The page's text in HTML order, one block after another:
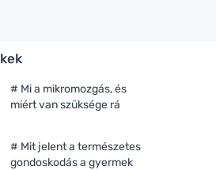
# Mi a mikromozgás, és
miért van szüksége rá
# Mit jelent a természetes
gondoskodás a gyermek